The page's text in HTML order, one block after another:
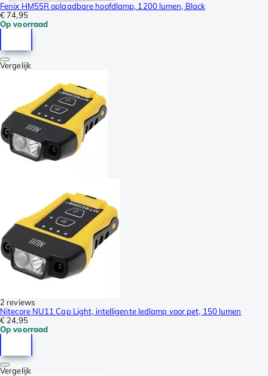
Fenix HM55R oplaadbare hoofdlamp, 1200 lumen, Black
€ 74,95
Op voorraad
Vergelijk
2 reviews
Nitecore NU11 Cap Light, intelligente ledlamp voor pet, 150 lumen
€ 24,95
Op voorraad
Vergelijk